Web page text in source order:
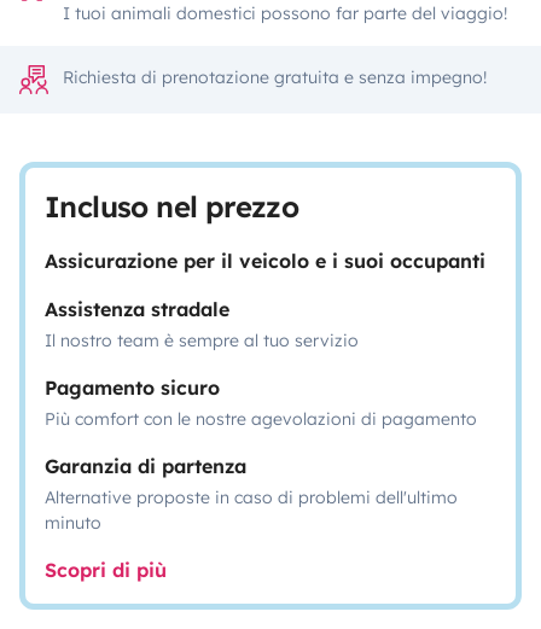
I tuoi animali domestici possono far parte del viaggio!
Richiesta di prenotazione gratuita e senza impegno!
Incluso nel prezzo
Assicurazione per il veicolo e i suoi occupanti
Assistenza stradale
Il nostro team è sempre al tuo servizio
Pagamento sicuro
Più comfort con le nostre agevolazioni di pagamento
Garanzia di partenza
Alternative proposte in caso di problemi dell'ultimo
minuto
Scopri di più